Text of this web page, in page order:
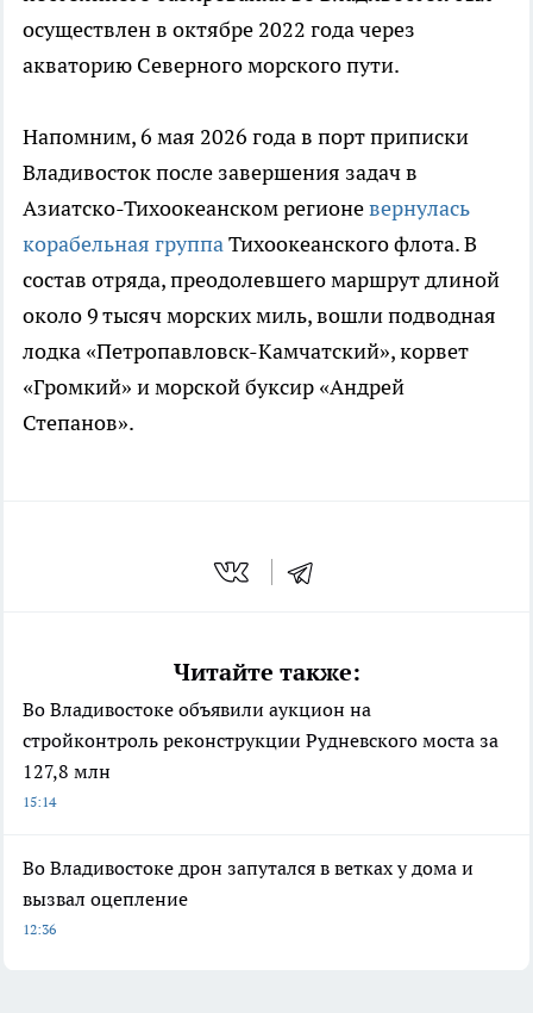
осуществлен в октябре 2022 года через
акваторию Северного морского пути.
Напомним, 6 мая 2026 года в порт приписки
Владивосток после завершения задач в
Азиатско-Тихоокеанском регионевернулась
корабельная группаТихоокеанского флота. В
состав отряда, преодолевшего маршрут длиной
около 9 тысяч морских миль, вошли подводная
лодка «Петропавловск-Камчатский», корвет
«Громкий» и морской буксир «Андрей
Степанов».
Читайте также:
Во Владивостоке объявили аукцион на
стройконтроль реконструкции Рудневского моста за
127,8 млн
15:14
Во Владивостоке дрон запутался в ветках у дома и
вызвал оцепление
12:36